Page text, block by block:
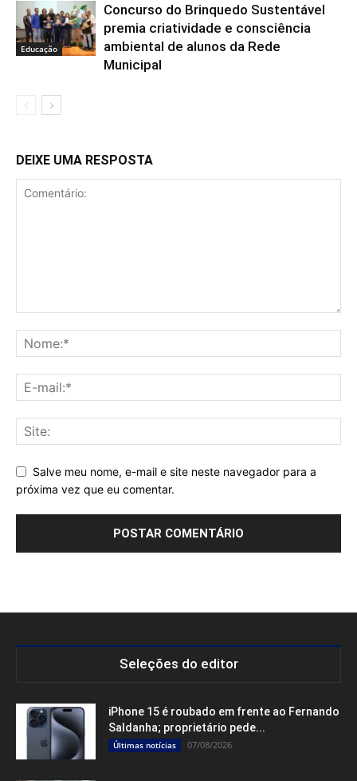
Educação
Concurso do Brinquedo Sustentável
premia criatividade e consciência
ambiental de alunos da Rede
Municipal
DEIXE UMA RESPOSTA
Salve meu nome, e-mail e site neste navegador para a
próxima vez que eu comentar.
Seleções do editor
iPhone 15 é roubado em frente ao Fernando
Saldanha; proprietário pede...
Últimas notícias 07/08/2026